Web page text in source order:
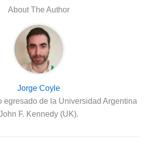
About The Author
Jorge Coyle
egresado de la Universidad Argentina
F. Kennedy (UK).